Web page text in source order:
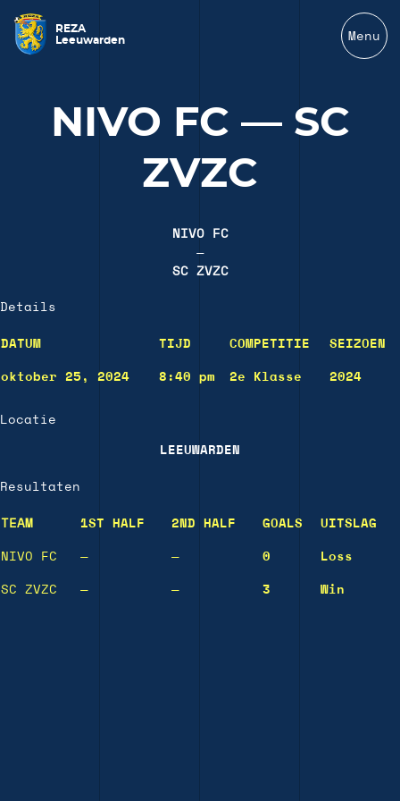
REZA
Leeuwarden
Menu
NIVO FC — SC
ZVZC
NIVO FC
—
SC ZVZC
Details
DATUM TIJD COMPETITIE SEIZOEN
oktober 25, 2024 8:40 pm 2e Klasse 2024
Locatie
LEEUWARDEN
Resultaten
TEAM 1ST HALF 2ND HALF GOALS UITSLAG
NIVO FC — — 0 Loss
SC ZVZC — — 3 Win